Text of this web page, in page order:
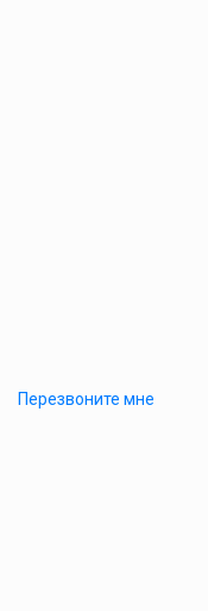
Перезвоните мне